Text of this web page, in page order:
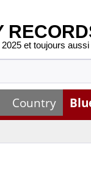
et toujours
Country